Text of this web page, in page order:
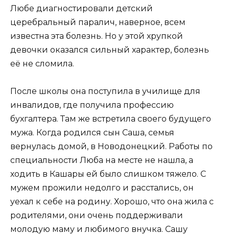
Любе диагностировали детский
церебральный паралич, наверное, всем
известна эта болезнь. Но у этой хрупкой
девочки оказался сильный характер, болезнь
её не сломила.
После школы она поступила в училище для
инвалидов, где получила профессию
бухгалтера. Там же встретила своего будущего
мужа. Когда родился сын Саша, семья
вернулась домой, в Новодонецкий. Работы по
специальности Люба на месте не нашла, а
ходить в Кашары ей было слишком тяжело. С
мужем прожили недолго и расстались, он
уехал к себе на родину. Хорошо, что она жила с
родителями, они очень поддерживали
молодую маму и любимого внучка. Сашу